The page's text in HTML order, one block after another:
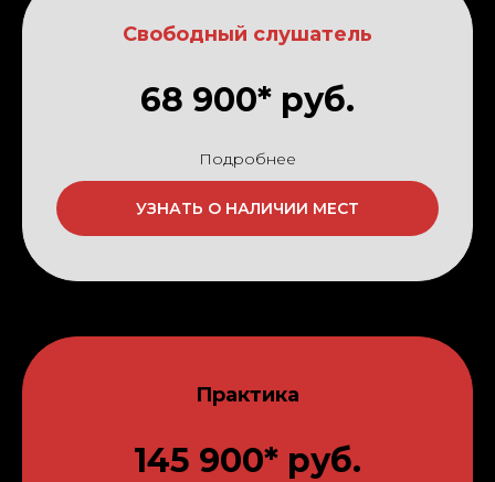
Свободный слушатель
68 900* руб.
Подробнее
УЗНАТЬ О НАЛИЧИИ МЕСТ
Практика
145 900* руб.